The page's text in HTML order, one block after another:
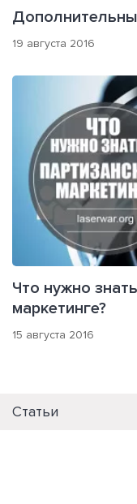
19 августа 2016
Что нужно
маркетинге?
15 августа 2016
Статьи